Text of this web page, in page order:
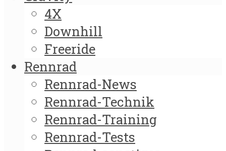
4X
Downhill
Freeride
Rennrad
Rennrad-News
Rennrad-Technik
Rennrad-Training
Rennrad-Tests